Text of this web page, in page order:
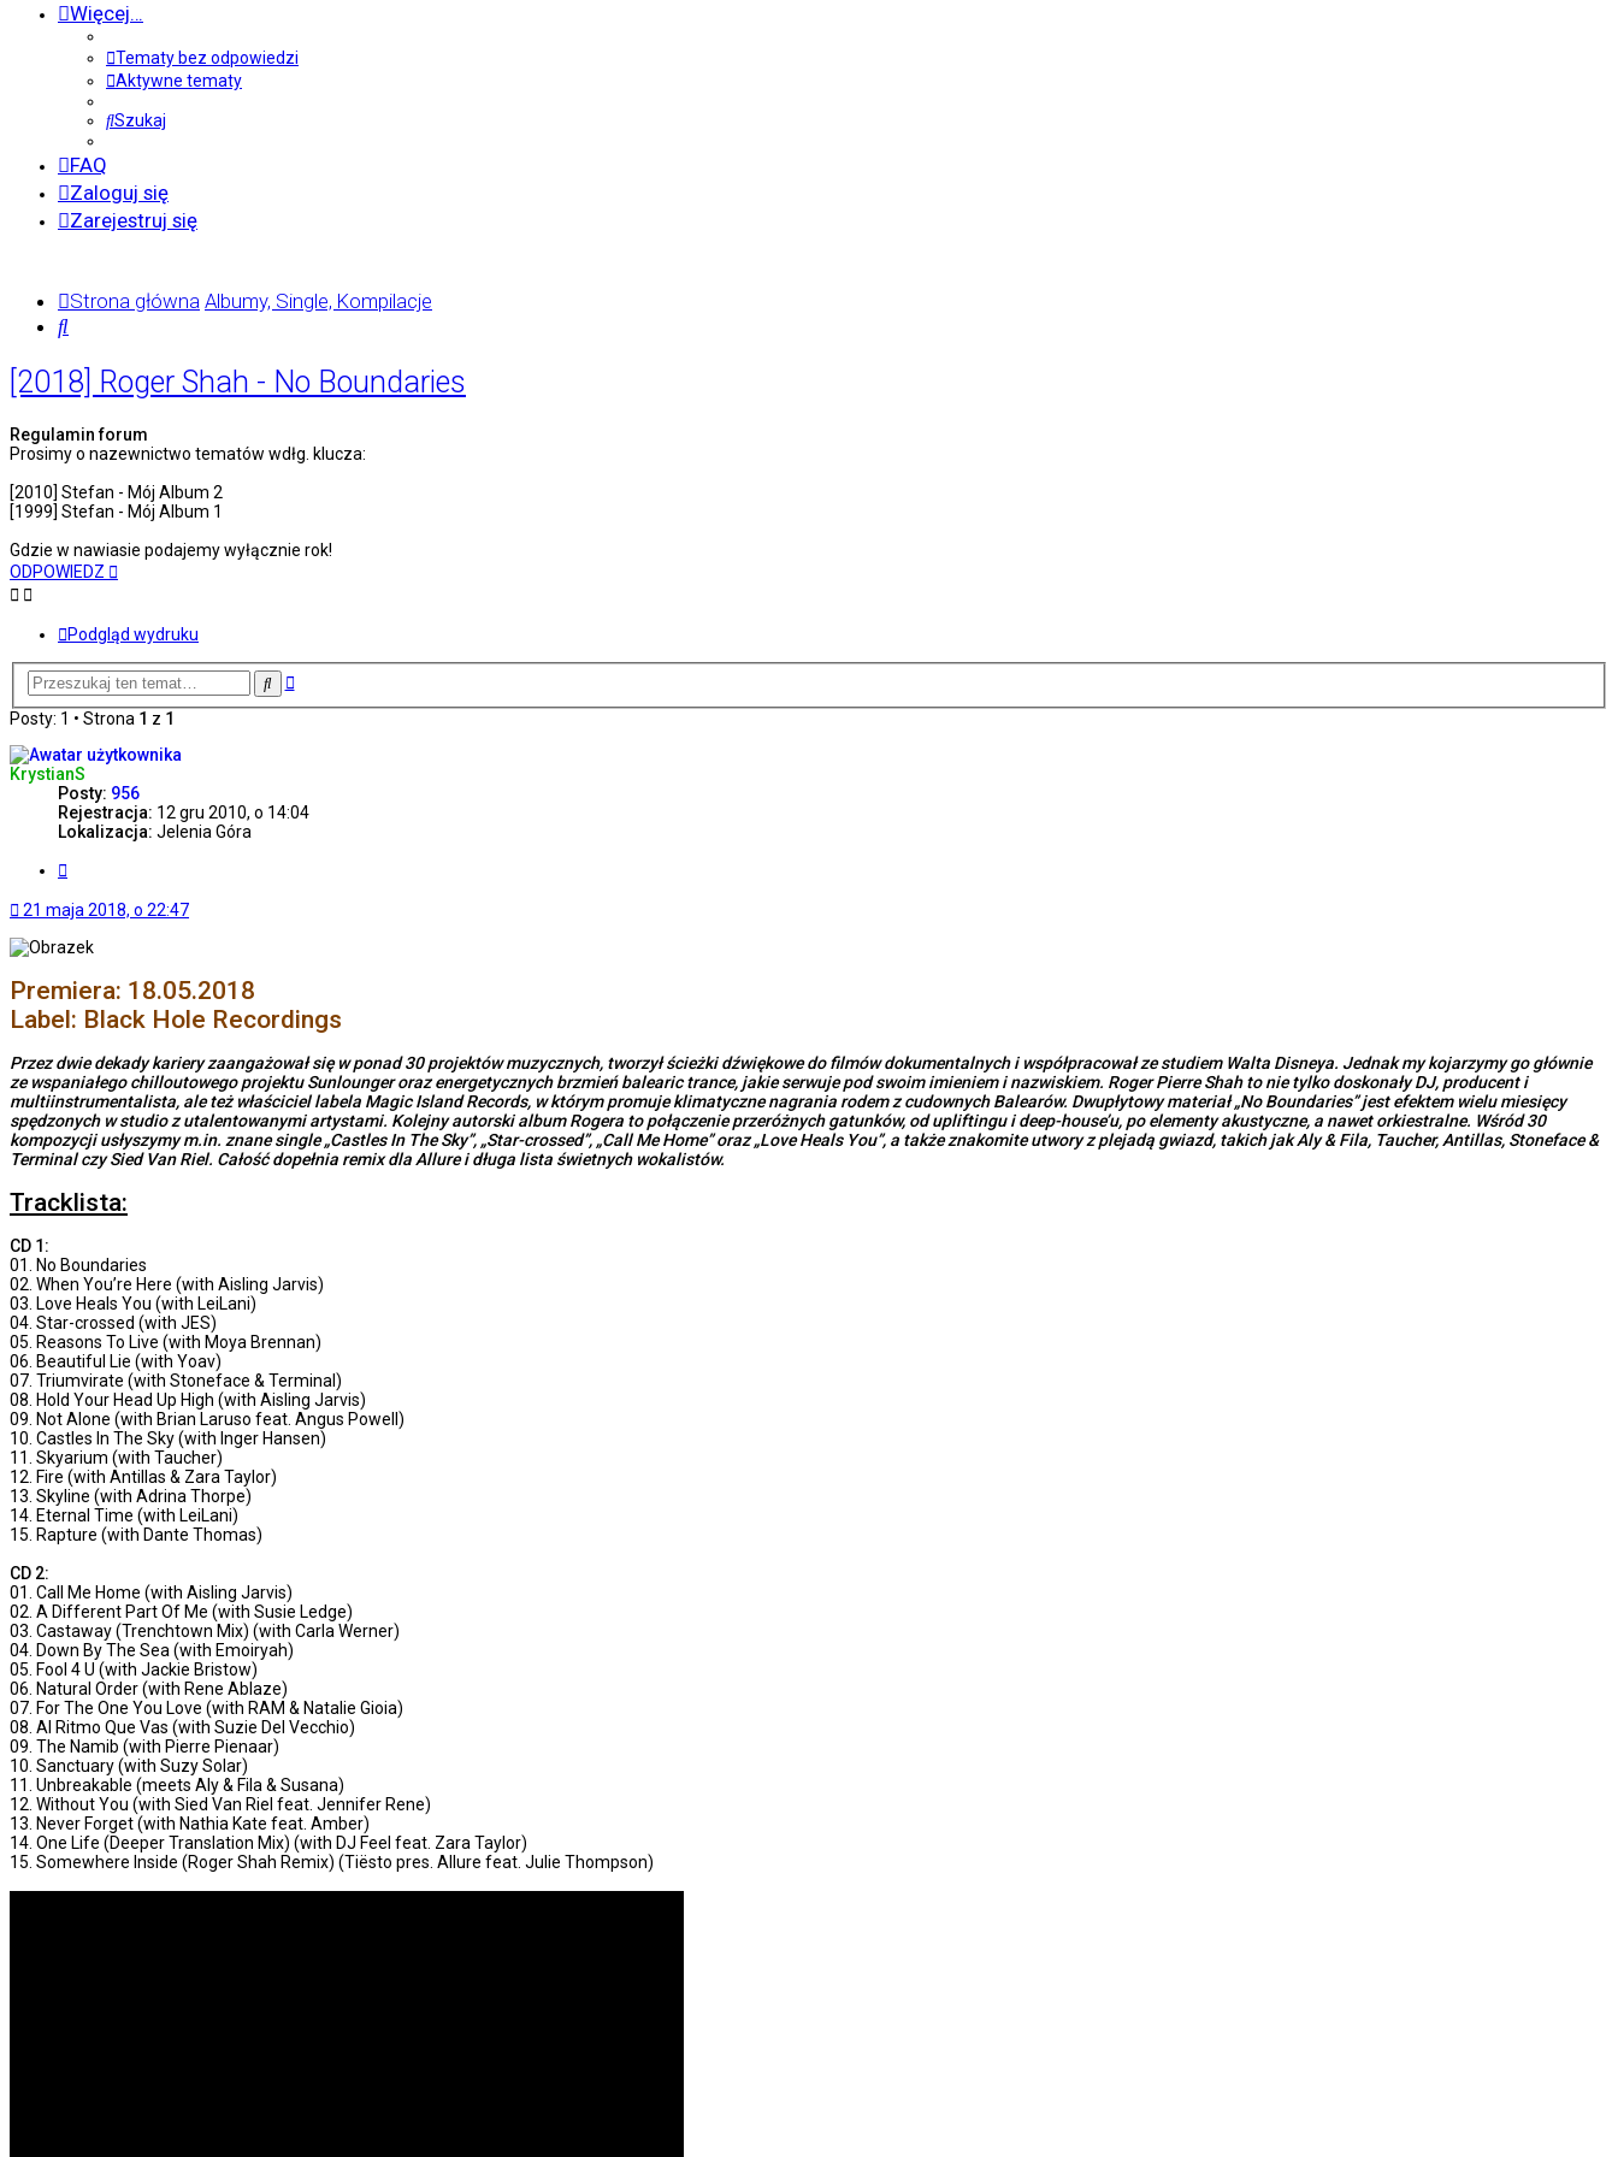
Więcej…
Tematy bez odpowiedzi
Aktywne tematy
Szukaj
FAQ
Zaloguj się
Zarejestruj się
Strona główna Albumy, Single, Kompilacje
[2018] Roger Shah - No Boundaries
Regulamin forum
Prosimy o nazewnictwo tematów wdłg. klucza:
[2010] Stefan - Mój Album 2
[1999] Stefan - Mój Album 1
Gdzie w nawiasie podajemy wyłącznie rok!
ODPOWIEDZ
Podgląd wydruku
SzukajWyszukiwanie
Posty: 1 • Strona 1 z 1
KrystianS
Posty: 956
Rejestracja: 12 gru 2010, o 14:04
Lokalizacja: Jelenia Góra
21 maja 2018, o 22:47
Premiera: 18.05.2018
Label: Black Hole Recordings
Przez dwie dekady kariery zaangażował się w ponad 30 projektów muzycznych, tworzył ścieżki dźwiękowe do filmów dokumentalnych i współpracował ze studiem Walta Disneya. Jednak my kojarzymy go głównie
ze wspaniałego chilloutowego projektu Sunlounger oraz energetycznych brzmień balearic trance, jakie serwuje pod swoim imieniem i nazwiskiem. Roger Pierre Shah to nie tylko doskonały DJ, producent i
multiinstrumentalista, ale też właściciel labela Magic Island Records, w którym promuje klimatyczne nagrania rodem z cudownych Balearów. Dwupłytowy materiał „No Boundaries” jest efektem wielu miesięcy
spędzonych w studio z utalentowanymi artystami. Kolejny autorski album Rogera to połączenie przeróżnych gatunków, od upliftingu i deep-house’u, po elementy akustyczne, a nawet orkiestralne. Wśród 30
kompozycji usłyszymy m.in. znane single „Castles In The Sky”, „Star-crossed”, „Call Me Home” oraz „Love Heals You”, a także znakomite utwory z plejadą gwiazd, takich jak Aly & Fila, Taucher, Antillas, Stoneface &
Terminal czy Sied Van Riel. Całość dopełnia remix dla Allure i długa lista świetnych wokalistów.
Tracklista:
CD 1:
01. No Boundaries
02. When You’re Here (with Aisling Jarvis)
03. Love Heals You (with LeiLani)
04. Star-crossed (with JES)
05. Reasons To Live (with Moya Brennan)
06. Beautiful Lie (with Yoav)
07. Triumvirate (with Stoneface & Terminal)
08. Hold Your Head Up High (with Aisling Jarvis)
09. Not Alone (with Brian Laruso feat. Angus Powell)
10. Castles In The Sky (with Inger Hansen)
11. Skyarium (with Taucher)
12. Fire (with Antillas & Zara Taylor)
13. Skyline (with Adrina Thorpe)
14. Eternal Time (with LeiLani)
15. Rapture (with Dante Thomas)
CD 2:
01. Call Me Home (with Aisling Jarvis)
02. A Different Part Of Me (with Susie Ledge)
03. Castaway (Trenchtown Mix) (with Carla Werner)
04. Down By The Sea (with Emoiryah)
05. Fool 4 U (with Jackie Bristow)
06. Natural Order (with Rene Ablaze)
07. For The One You Love (with RAM & Natalie Gioia)
08. Al Ritmo Que Vas (with Suzie Del Vecchio)
09. The Namib (with Pierre Pienaar)
10. Sanctuary (with Suzy Solar)
11. Unbreakable (meets Aly & Fila & Susana)
12. Without You (with Sied Van Riel feat. Jennifer Rene)
13. Never Forget (with Nathia Kate feat. Amber)
14. One Life (Deeper Translation Mix) (with DJ Feel feat. Zara Taylor)
15. Somewhere Inside (Roger Shah Remix) (Tiësto pres. Allure feat. Julie Thompson)